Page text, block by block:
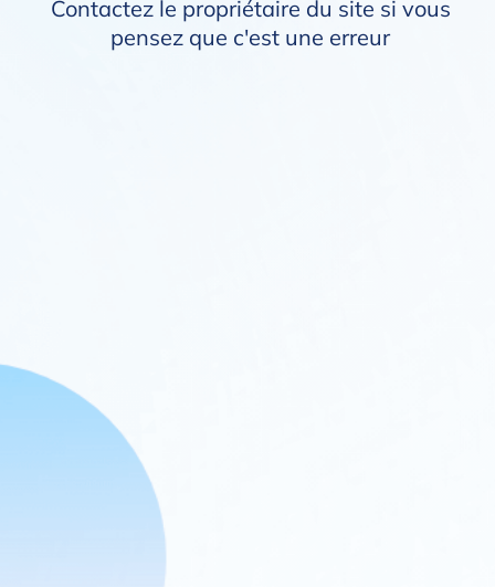
Contactez le propriétaire du site si vous
pensez que c'est une erreur